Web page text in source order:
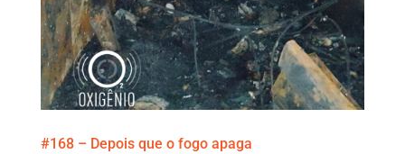
#168 – Depois que o fogo apaga